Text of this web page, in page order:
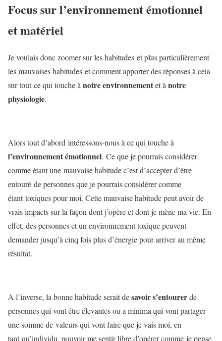
Focus sur l’environnement émotionnel
et matériel
Je voulais donc zoomer sur les habitudes et plus particulièrement
les mauvaises habitudes et comment apporter des réponses à cela
sur tout ce qui touche ànotre environnementet ànotre
physiologie.
Alors tout d’abord intéressons-nous à ce qui touche à
l’environnement émotionnel. Ce que je pourrais considérer
comme étant une mauvaise habitude c’est d’accepter d’être
entouré de personnes que je pourrais considérer comme
étant toxiques pour moi. Cette mauvaise habitude peut avoir de
vrais impacts sur la façon dont j’opère et dont je mène ma vie. En
effet, des personnes et un environnement toxique peuvent
demander jusqu’à cinq fois plus d’énergie pour arriver au même
résultat.
A l’inverse, la bonne habitude serait desavoir s’entourerde
personnes qui vont être élevantes ou a minima qui vont partager
une somme de valeurs qui vont faire que je vais moi, en
tant qu’individu, pouvoir me sentir libre d’opérer comme je pense